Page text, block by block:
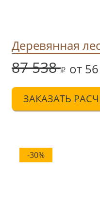
Деревянная
87 538 от
ЗАКАЗАТЬ
-30%